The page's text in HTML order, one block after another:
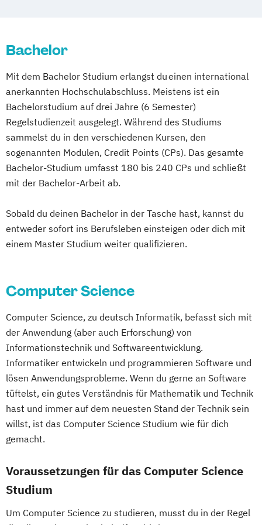
Digital Business Management
Digital Innovation and Intrapreneurship
(DE/EN)
Digital Product Management
Digital Transformation Management -
Gesundheitswesen
Digitale Betriebswirtschaftslehre
Digitale Transformation
E-Commerce Elektrotechnik
Engineering (DE/EN)
Entrepreneurship (DE/EN) Ergotherapie
Beratung und Personalentwicklung
Eventmanagement
Facility Management
Finance
Accounting und Taxation (DE/EN)
Finanzmanagement
Finanzmanagement für Bankkaufleute
Fintech Fitnessökonomie Game Design
Gartenbau General Management
Gerontologie
Gesundheits- und Pflegepädagogik
Gesundheitspsychologie
Gesundheitspädagogik
Gesundheitsökonomie
Growth Hacking
Controlling & Business Intelligence
E-Commerce Eco Design
Entrepreneurship & Applied Management
Ergotherapie
Gesundheits- und Krankenpflege
Green Marketing &
Nachhaltigkeitskommunikation (DE/EN)
Health Care Informatics
Journalismus &
Unternehmenskommunikation
Lebensmittel-Produktentwicklung &
Mechatronik - Mikrosystemtechnik
Conventional & Ion Radiotherapy (EN)
Nachhaltige Produktion &
Personal
Organisation & Strategie
Polizeiliche Führung
Praxisanleitung
Produktmarketing & Projektmanagement
Pädagogisch-Didaktischer Lehrgang für
Lehrende des Exekutivdienstes
Regenerative Energiesysteme &
technisches Energiemanagement
Softwaretechnik & Digitaler Systembau
Architektur - Green Building
Bioengineering Bioinformatik
Biomedizinische Analytik
Biotechnologisches Qualitätsmanagement
Clinical Engineering
Computer Science and Digital
Communications
Ergotherapie
Gesundheits- und Krankenpflege
Green Mobility
Health Tech and Clinical Engineering
Hebammen
High Tech Manufacturing
IT-Security
Integriertes Risikomanagement
Integriertes Sicherheitsmanagement
Kinder- und Familienzentrierte Soziale
Arbeit
Logopädie* Molecular Biotechnology
Molekulare Biotechnologie
Multilingual Technologies
Nachhaltiges Ressourcenmanagement
Orthoptik
Packaging Technology and Sustainability
Bachelor
Mit dem Bachelor Studium erlangst du einen international
anerkannten Hochschulabschluss. Meistens ist ein
Bachelorstudium auf drei Jahre (6 Semester)
Regelstudienzeit ausgelegt. Während des Studiums
sammelst du in den verschiedenen Kursen, den
sogenannten Modulen, Credit Points (CPs). Das gesamte
Bachelor-Studium umfasst 180 bis 240 CPs und schließt
mit der Bachelor-Arbeit ab.
Sobald du deinen Bachelor in der Tasche hast, kannst du
entweder sofort ins Berufsleben einsteigen oder dich mit
einem Master Studium weiter qualifizieren.
Computer Science
Computer Science, zu deutsch Informatik, befasst sich mit
der Anwendung (aber auch Erforschung) von
Informationstechnik und Softwareentwicklung.
Informatiker entwickeln und programmieren Software und
lösen Anwendungsprobleme. Wenn du gerne an Software
tüftelst, ein gutes Verständnis für Mathematik und Technik
hast und immer auf dem neuesten Stand der Technik sein
willst, ist das Computer Science Studium wie für dich
gemacht.
Voraussetzungen für das Computer Science
Studium
Um Computer Science zu studieren, musst du in der Regel